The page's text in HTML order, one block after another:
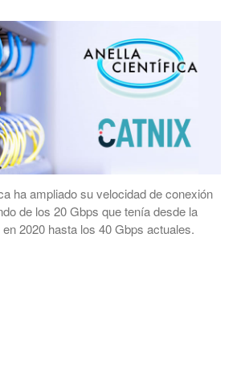
CATNIX
Conferencia sobre la evolución
hacia la automatización de
redes, del BGP a la inteligencia
artificial
raíz J de DNS
julio 2026
junio 2026
ha ampliado su velocidad de conexión
de los 20 Gbps que tenía desde la
2020 hasta los 40 Gbps actuales.